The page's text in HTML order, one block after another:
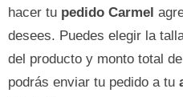
hacer tu pedido Carmel
desees. Puedes elegir la
del producto y monto total
podrás enviar tu pedido a tu